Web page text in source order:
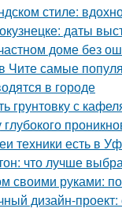
стиле:
даты
доме без
Чите самые
в городе
грунтовку с
глубокого
техники есть в
что лучше
своими руками:
дизайн-